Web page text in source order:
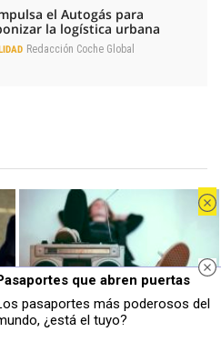
el Autogás para
la logística urbana
Redacción Coche Global
fratricida por ser
en
la
europeos
del Tavascan
Canciones que marcan
¿Por qué recuerdas canciones viejas
que abren puertas
pasaportes más poderosos del
¿está el tuyo?